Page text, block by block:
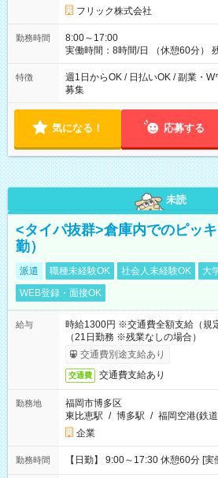
フリック株式会社
勤務時間
8:00～17:00
実働時間：8時間/日 （休憩60分） 残業は
募集は行っておりません。予めご
特徴
週1日からOK / 日払いOK / 副業・
募集
気になる！ 応募する
未読
<タイパ抜群>倉庫内でのピッ
勤）
派遣 職種未経験OK 社会人未経験OK 大
WEB登録・面接OK
給与
時給1300円 ※交通費全額支給（規
（21日勤務 ※残業なしの場合）
交通費別途支給あり
交通費 交通費支給あり
勤務地
福岡市博多区
東比恵駅 / 博多駅 / 福岡空港(鉄
企業
勤務時間 【日勤】 9:00～17:30 休憩60分 [